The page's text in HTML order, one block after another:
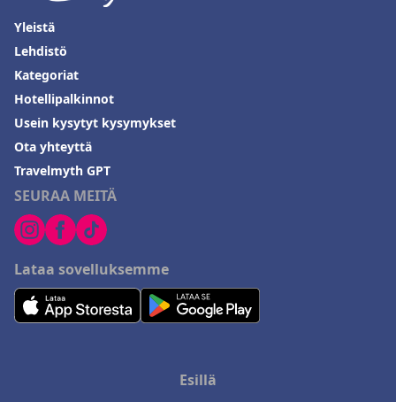
SEURAA MEITÄ
Lataa sovelluksemme
Yleistä
Lehdistö
Kategoriat
Hotellipalkinnot
Usein kysytyt kysymykset
Ota yhteyttä
Travelmyth GPT
Esillä